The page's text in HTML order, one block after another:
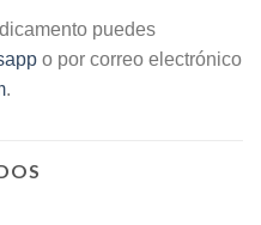
puedes
o por correo electrónico
.